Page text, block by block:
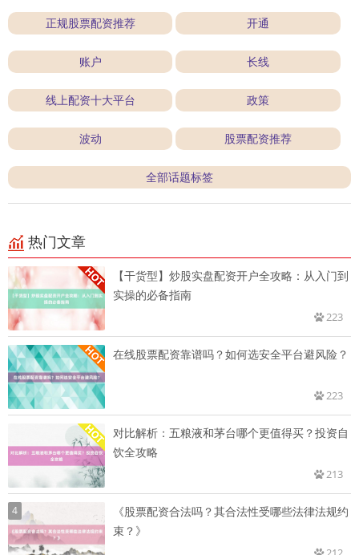
正规股票配资推荐 开通
账户 长线
线上配资十大平台 政策
波动 股票配资推荐
全部话题标签
热门文章
【干货型】炒股实盘配资开户全攻略：从入门到
实操的必备指南
223
在线股票配资靠谱吗？如何选安全平台避风险？
223
对比解析：五粮液和茅台哪个更值得买？投资自
饮全攻略
213
4
《股票配资合法吗？其合法性受哪些法律法规约
束？》